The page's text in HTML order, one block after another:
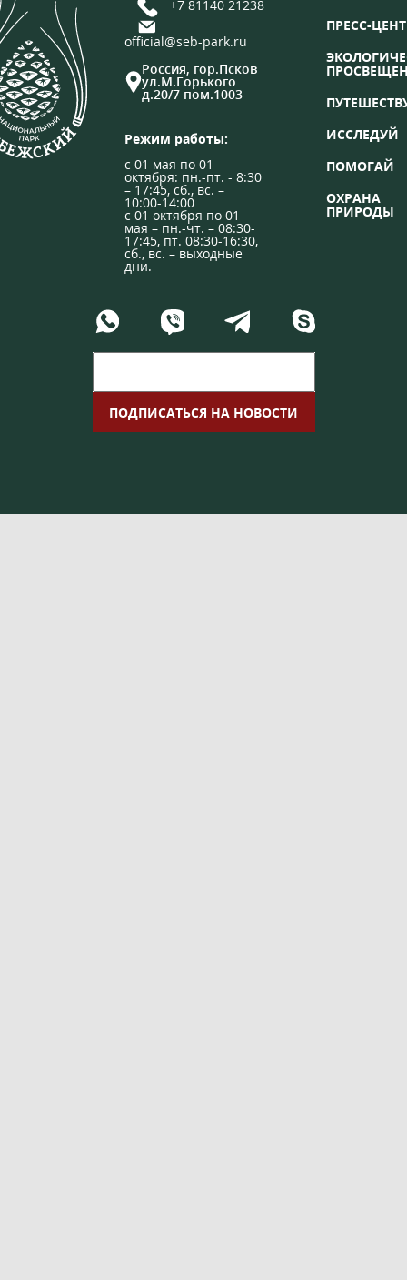
+7 81140 21238
official@seb-park.ru
Россия, гор.Псков
ул.М.Горького
д.20/7 пом.1003
Режим работы:
с 01 мая по 01
октября: пн.-пт. - 8:30
– 17:45, сб., вс. –
10:00-14:00
с 01 октября по 01
мая – пн.-чт. – 08:30-
17:45, пт. 08:30-16:30,
сб., вс. – выходные
дни.
ПРЕСС-
ИССЛЕДУЙ
ПОМОГАЙ
ОХРАНА
ПРИРОДЫ